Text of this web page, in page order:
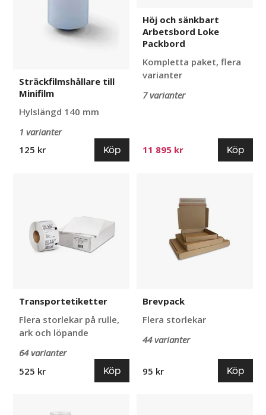
Sträckfilmshållare till
Minifilm
Hylslängd 140 mm
1 varianter
125 kr
Köp
Höj och sänkbart
Arbetsbord Loke
Packbord
Kompletta paket, flera
varianter
7 varianter
11 895 kr Köp
Transportetiketter
Flera storlekar på rulle,
ark och löpande
64 varianter
525 kr
Köp
Brevpack
Flera storlekar
44 varianter
95 kr Köp